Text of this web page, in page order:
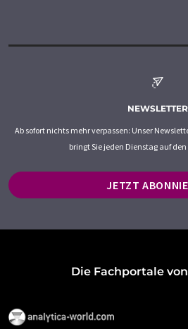
NEWSLETTER
Ab sofort nichts mehr verpassen: Unser
bringt Sie jeden Dienstag auf
JETZT
Die Fachportale